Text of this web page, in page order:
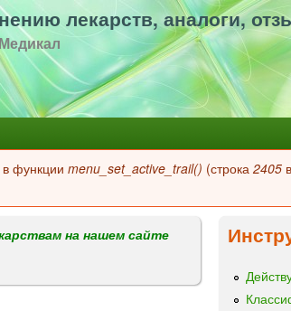
лекарств, аналоги,
функции menu_set_active_trail() (строка 2405
на нашем сайте